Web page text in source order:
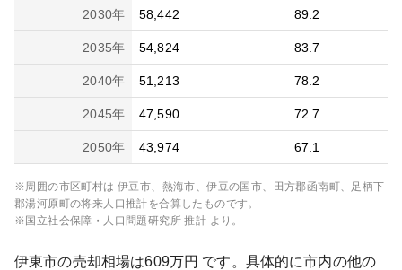
2030年 58,442 89.2
2035年 54,824 83.7
2040年 51,213 78.2
2045年 47,590 72.7
2050年 43,974 67.1
※周囲の市区町村は 伊豆市、熱海市、伊豆の国市、田方郡函南町、足柄下
郡湯河原町の将来人口推計を合算したものです。
※国立社会保障・人口問題研究所 推計 より。
伊東市の売却相場は609万円 です。具体的に市内の他の